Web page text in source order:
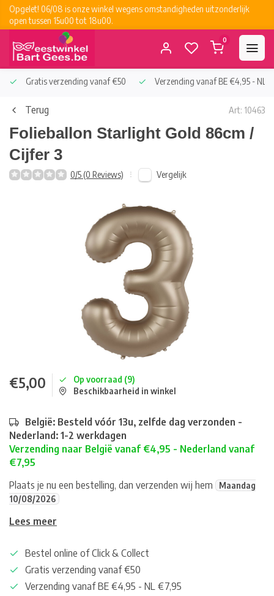
Opgelet! 06/08 is onze winkel wegens omstandigheden uitzonderlijk
open tussen 15u00 tot 18u00.
0
Gratis verzending vanaf €50 Verzending vanaf BE €4,95 - NL
Terug Art: 10463
Folieballon Starlight Gold 86cm /
Cijfer 3
0/5 (0 Reviews) Vergelijk
€5,00
Op voorraad (9)
Beschikbaarheid in winkel
België: Besteld vóór 13u, zelfde dag verzonden -
Nederland: 1-2 werkdagen
Verzending naar België vanaf €4,95 - Nederland vanaf
€7,95
Plaats je nu een bestelling, dan verzenden wij hem
Maandag
10/08/2026
Lees meer
Bestel online of Click & Collect
Gratis verzending vanaf €50
Verzending vanaf BE €4,95 - NL €7,95